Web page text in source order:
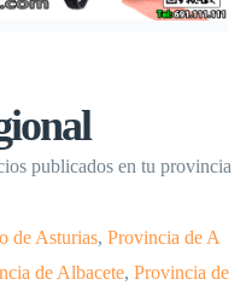
publicados en tu provincia
de Asturias, Provincia de A
de Albacete, Provincia de